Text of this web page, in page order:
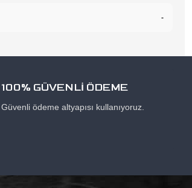
-
100% GÜVENLİ ÖDEME
Güvenli ödeme altyapısı kullanıyoruz.